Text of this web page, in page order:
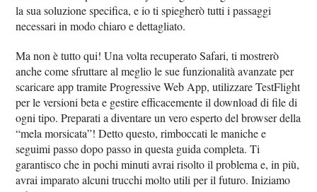
la sua soluzione specifica, e io ti spiegherò tutti i passaggi
necessari in modo chiaro e dettagliato.
Ma non è tutto qui! Una volta recuperato Safari, ti mostrerò
anche come sfruttare al meglio le sue funzionalità avanzate per
scaricare app tramite Progressive Web App, utilizzare TestFlight
per le versioni beta e gestire efficacemente il download di file di
ogni tipo. Preparati a diventare un vero esperto del browser della
“mela morsicata”! Detto questo, rimboccati le maniche e
seguimi passo dopo passo in questa guida completa. Ti
garantisco che in pochi minuti avrai risolto il problema e, in più,
avrai imparato alcuni trucchi molto utili per il futuro. Iniziamo